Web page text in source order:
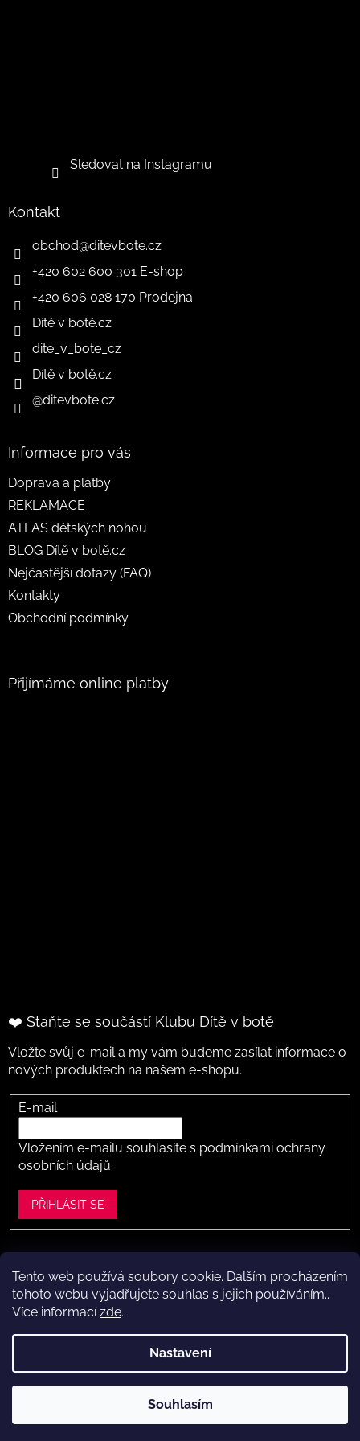
Tento web používá soubory cookie. Dalším procházením
tohoto webu vyjadřujete souhlas s jejich používáním..
Více informacízde.
Nastavení
Souhlasím
Sledovat na Instagramu
Kontakt
obchod@ditevbote.cz
+420 602 600 301 E-shop
+420 606 028 170 Prodejna
Dítě v botě.cz
dite_v_bote_cz
Dítě v botě.cz
@ditevbote.cz
Informace pro vás
Doprava a platby
REKLAMACE
ATLAS dětských nohou
BLOG Dítě v botě.cz
Nejčastější dotazy (FAQ)
Kontakty
Obchodní podmínky
Přijímáme online platby
❤️ Staňte se součástí Klubu Dítě v botě
Vložte svůj e-mail a my vám budeme zasílat informace o
nových produktech na našem e-shopu.
E-mail
Vložením e-mailu souhlasíte s podmínkami ochrany
osobních údajů
PŘIHLÁSIT SE
Vytvořil Shoptet
ve Vestci (kousek za Prahou) – nožky změříme a poradíme s